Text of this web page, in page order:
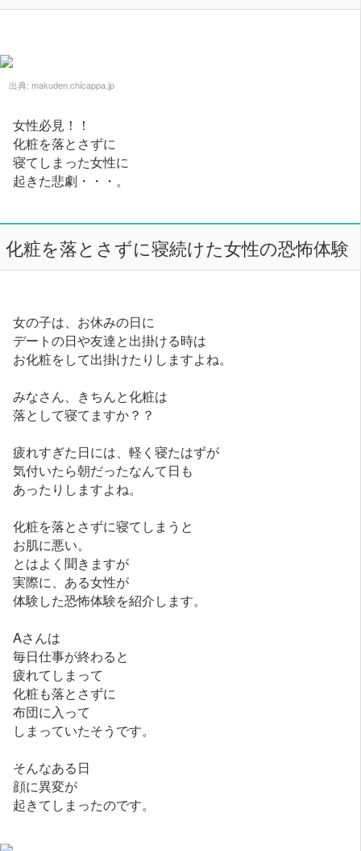
出典: makuden.chicappa.jp
女性必見！！
化粧を落とさずに
寝てしまった女性に
起きた悲劇・・・。
化粧を落とさずに寝続けた女性の恐怖体験
女の子は、お休みの日に
デートの日や友達と出掛ける時は
お化粧をして出掛けたりしますよね。
みなさん、きちんと化粧は
落として寝てますか？？
疲れすぎた日には、軽く寝たはずが
気付いたら朝だったなんて日も
あったりしますよね。
化粧を落とさずに寝てしまうと
お肌に悪い。
とはよく聞きますが
実際に、ある女性が
体験した恐怖体験を紹介します。
Aさんは
毎日仕事が終わると
疲れてしまって
化粧も落とさずに
布団に入って
しまっていたそうです。
そんなある日
顔に異変が
起きてしまったのです。